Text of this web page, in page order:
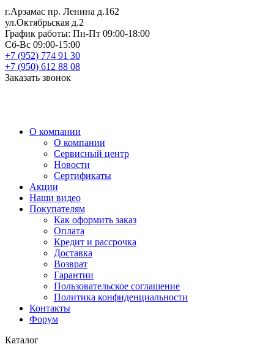
г.Арзамас пр. Ленина д.162
ул.Октябрьская д.2
График работы: Пн-Пт 09:00-18:00
Сб-Вс 09:00-15:00
+7 (952) 774 91 30
+7 (950) 612 88 08
Заказать звонок
О компании
О компании
Сервисный центр
Новости
Сертификаты
Акции
Наши видео
Покупателям
Как оформить заказ
Оплата
Кредит и рассрочка
Доставка
Возврат
Гарантии
Пользовательское соглашение
Политика конфиденциальности
Контакты
Форум
Каталог